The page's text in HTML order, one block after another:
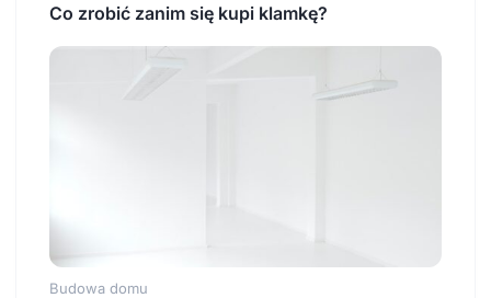
Co zrobić zanim się kupi klamkę?
Budowa domu